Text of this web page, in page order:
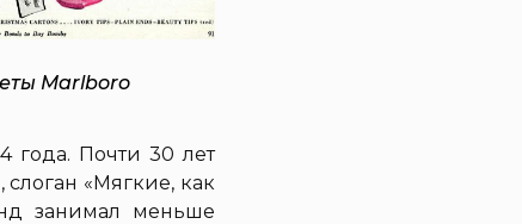
Marlboro
года. Почти 30 лет
«Мягкие, как
занимал меньше